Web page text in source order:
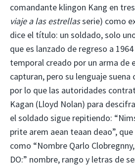
comandante klingon Kang en
viaje a las estrellasserie) como
dice el título: un soldado, solo
que es lanzado de regreso a
temporal creado por un arma de
capturan, pero su lenguaje
por lo que las autoridades
Kagan (Lloyd Nolan) para
el soldado sigue repitiendo:
prite arem aean teaan deao”,
como “Nombre Qarlo
DO:” nombre, rango y letras de